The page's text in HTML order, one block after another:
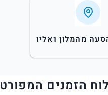
מהמלון ואליו
לוח הזמנים המפורט